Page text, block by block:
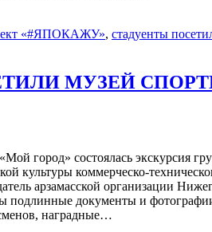
«#ЯПОКАЖУ», стадуенты
МУЗЕЙ
город» состоялась экскурсия
культуры коммерческо-
арзамасской организации
подлинные документы и
наградные…